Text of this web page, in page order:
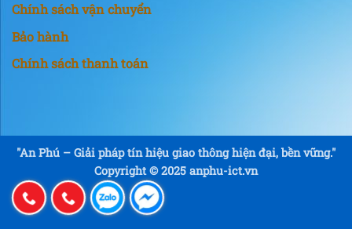
Chính sách vận chuyển
Bảo hành
Chính sách thanh toán
"An Phú – Giải pháp tín hiệu giao thông hiện đại, bền vững."
Copyright © 2025 anphu-ict.vn